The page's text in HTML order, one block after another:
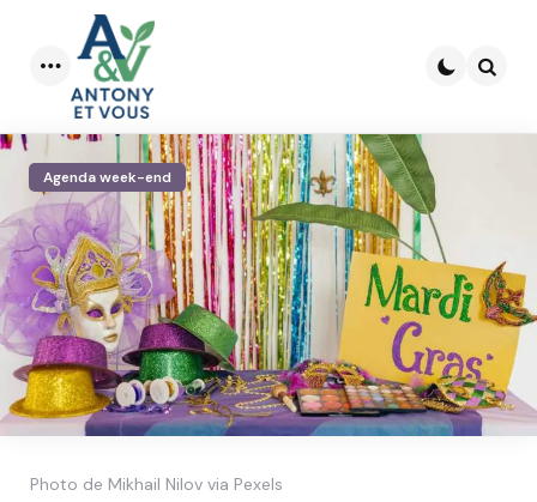
Menu
Agenda week-end
Photo de Mikhail Nilov via Pexels